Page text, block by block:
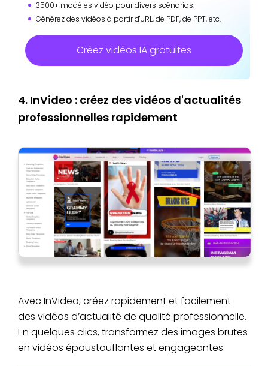
3500+ modèles vidéo pour divers scénarios.
Générez des vidéos à partir d'URL, de PDF, de PPT, etc.
Créez vidéos IA gratuites
4. InVideo : créez des vidéos d'actualités
professionnelles rapidement
Avec InVideo, créez rapidement et facilement
des vidéos d’actualité de qualité professionnelle.
En quelques clics, transformez des images brutes
en vidéos époustouflantes et engageantes.